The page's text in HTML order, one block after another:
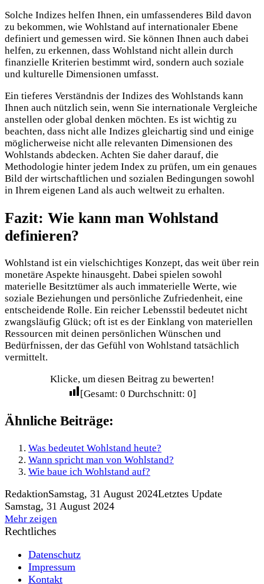
Solche Indizes helfen Ihnen, ein umfassenderes Bild davon
zu bekommen, wie Wohlstand auf internationaler Ebene
definiert und gemessen wird. Sie können Ihnen auch dabei
helfen, zu erkennen, dass Wohlstand nicht allein durch
finanzielle Kriterien bestimmt wird, sondern auch soziale
und kulturelle Dimensionen umfasst.
Ein tieferes Verständnis der Indizes des Wohlstands kann
Ihnen auch nützlich sein, wenn Sie internationale Vergleiche
anstellen oder global denken möchten. Es ist wichtig zu
beachten, dass nicht alle Indizes gleichartig sind und einige
möglicherweise nicht alle relevanten Dimensionen des
Wohlstands abdecken. Achten Sie daher darauf, die
Methodologie hinter jedem Index zu prüfen, um ein genaues
Bild der wirtschaftlichen und sozialen Bedingungen sowohl
in Ihrem eigenen Land als auch weltweit zu erhalten.
Fazit: Wie kann man Wohlstand
definieren?
Wohlstand ist ein vielschichtiges Konzept, das weit über rein
monetäre Aspekte hinausgeht. Dabei spielen sowohl
materielle Besitztümer als auch immaterielle Werte, wie
soziale Beziehungen und persönliche Zufriedenheit, eine
entscheidende Rolle. Ein reicher Lebensstil bedeutet nicht
zwangsläufig Glück; oft ist es der Einklang von materiellen
Ressourcen mit deinen persönlichen Wünschen und
Bedürfnissen, der das Gefühl von Wohlstand tatsächlich
vermittelt.
Klicke, um diesen Beitrag zu bewerten!
[Gesamt: 0 Durchschnitt: 0]
Ähnliche Beiträge:
Was bedeutet Wohlstand heute?
Wann spricht man von Wohlstand?
Wie baue ich Wohlstand auf?
RedaktionSamstag, 31 August 2024Letztes Update
Samstag, 31 August 2024
Mehr zeigen
Rechtliches
Datenschutz
Impressum
Kontakt